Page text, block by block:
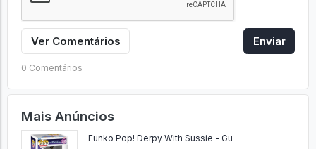
Ver Comentários Enviar
0 Comentários
Mais Anúncios
Funko Pop! Derpy With Sussie - Gu